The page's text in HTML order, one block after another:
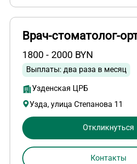
Врач-стоматолог-
1800 - 2000 BYN
Выплаты: два раза в месяц
Узденская ЦРБ
Узда, улица Степанова 11
Откликнуться
Контакты